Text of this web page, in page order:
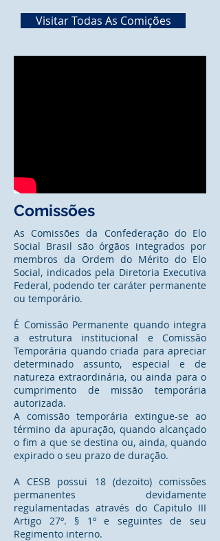
Visitar Todas As Comições
Comissões
As Comissões da Confederação do Elo
Social Brasil são órgãos integrados por
membros da Ordem do Mérito do Elo
Social, indicados pela Diretoria Executiva
Federal, podendo ter caráter permanente
ou temporário.
É Comissão Permanente quando integra
a estrutura institucional e Comissão
Temporária quando criada para apreciar
determinado assunto, especial e de
natureza extraordinária, ou ainda para o
cumprimento de missão temporária
autorizada.
A comissão temporária extingue-se ao
término da apuração, quando alcançado
o fim a que se destina ou, ainda, quando
expirado o seu prazo de duração.
A CESB possui 18 (dezoito) comissões
permanentes devidamente
regulamentadas através do Capitulo III
Artigo 27º. § 1º e seguintes de seu
Regimento interno.